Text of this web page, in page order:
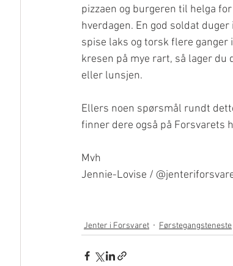
pizzaen og burgeren til helga
hverdagen. En god soldat
spise laks og torsk flere
kresen på mye rart, så lager
eller lunsjen.
Ellers noen spørsmål rundt
finner dere også på Forsvarets
Mvh
Jennie-Lovise /
Jenter i Forsvaret Førstegangsteneste